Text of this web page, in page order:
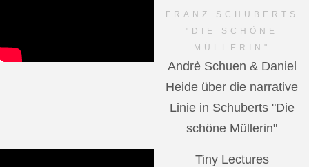
FRANZ SCHUBERTS
"DIE SCHÖNE
MÜLLERIN"
Andrè Schuen & Daniel
Heide über die narrative
Linie in Schuberts "Die
schöne Müllerin"
Tiny Lectures